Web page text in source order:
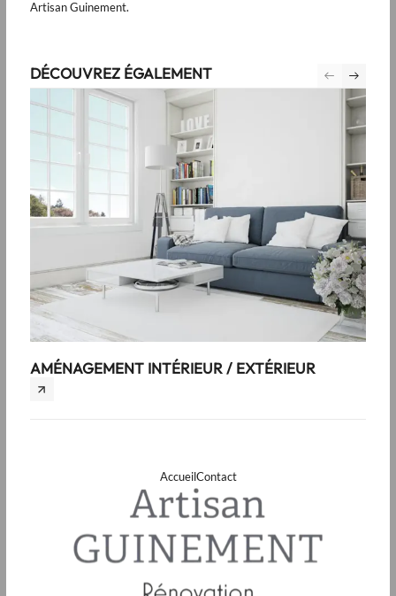
Artisan Guinement.
DÉCOUVREZ ÉGALEMENT
AMÉNAGEMENT INTÉRIEUR / EXTÉRIEUR
AccueilContact